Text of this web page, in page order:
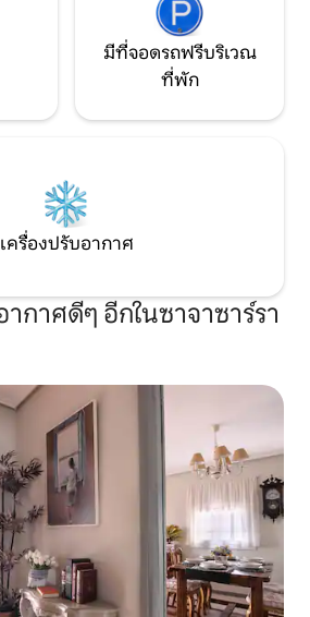
มีที่จอดรถฟรีบริเวณ
ที่พัก
เครื่องปรับอากาศ
กาศดีๆ อีกในซาจาซาร์รา